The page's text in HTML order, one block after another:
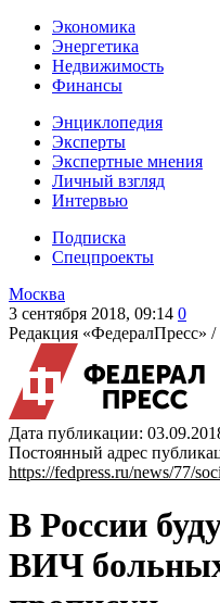
Экономика
Энергетика
Недвижимость
Финансы
Энциклопедия
Эксперты
Экспертные мнения
Личный взгляд
Интервью
Подписка
Спецпроекты
Москва
3 сентября 2018, 09:14 0
Редакция «ФедералПресс» /
Дата публикации:
Постоянный адрес
https://fedpress.ru/news/77/
В России
ВИЧ больных